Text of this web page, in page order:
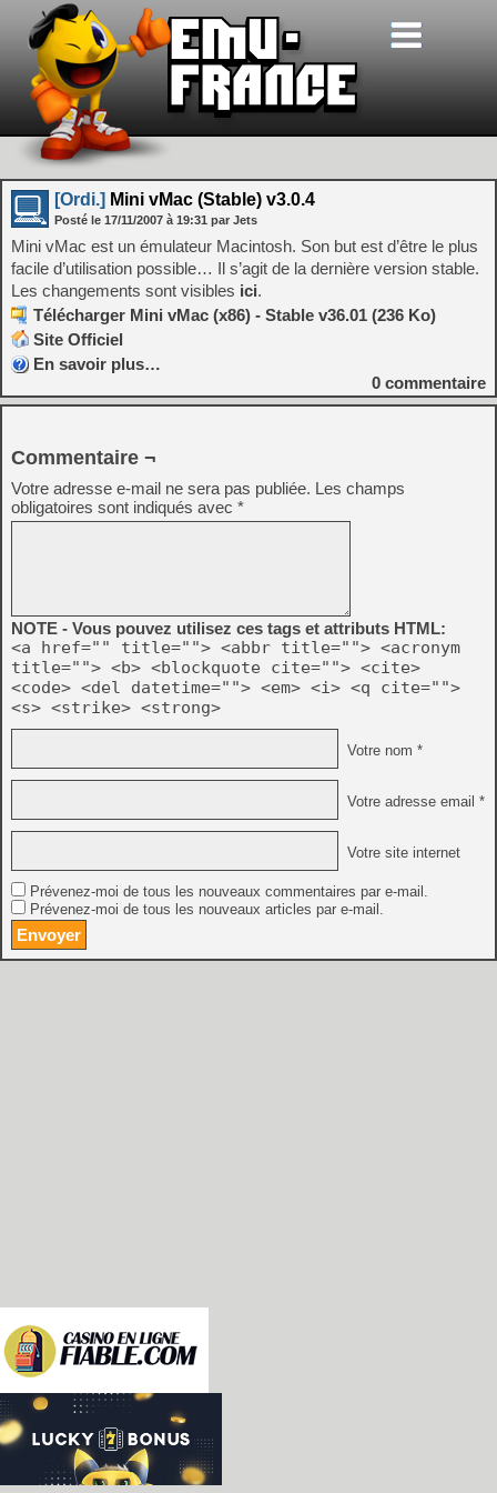
[Ordi.] Mini vMac (Stable) v3.0.4
Posté le 17/11/2007 à 19:31 par Jets
Mini vMac est un émulateur Macintosh. Son but est d’être le plus
facile d’utilisation possible… Il s’agit de la dernière version stable.
Les changements sont visibles ici.
Télécharger Mini vMac (x86) - Stable v36.01 (236 Ko)
Site Officiel
En savoir plus…
0 commentaire
Commentaire ¬
Votre adresse e-mail ne sera pas publiée. Les champs
obligatoires sont indiqués avec *
NOTE - Vous pouvez utilisez ces tags et attributs HTML:
<a href="" title=""> <abbr title=""> <acronym
title=""> <b> <blockquote cite=""> <cite>
<code> <del datetime=""> <em> <i> <q cite="">
<s> <strike> <strong>
Votre nom *
Votre adresse email *
Votre site internet
Prévenez-moi de tous les nouveaux commentaires par e-mail.
Prévenez-moi de tous les nouveaux articles par e-mail.